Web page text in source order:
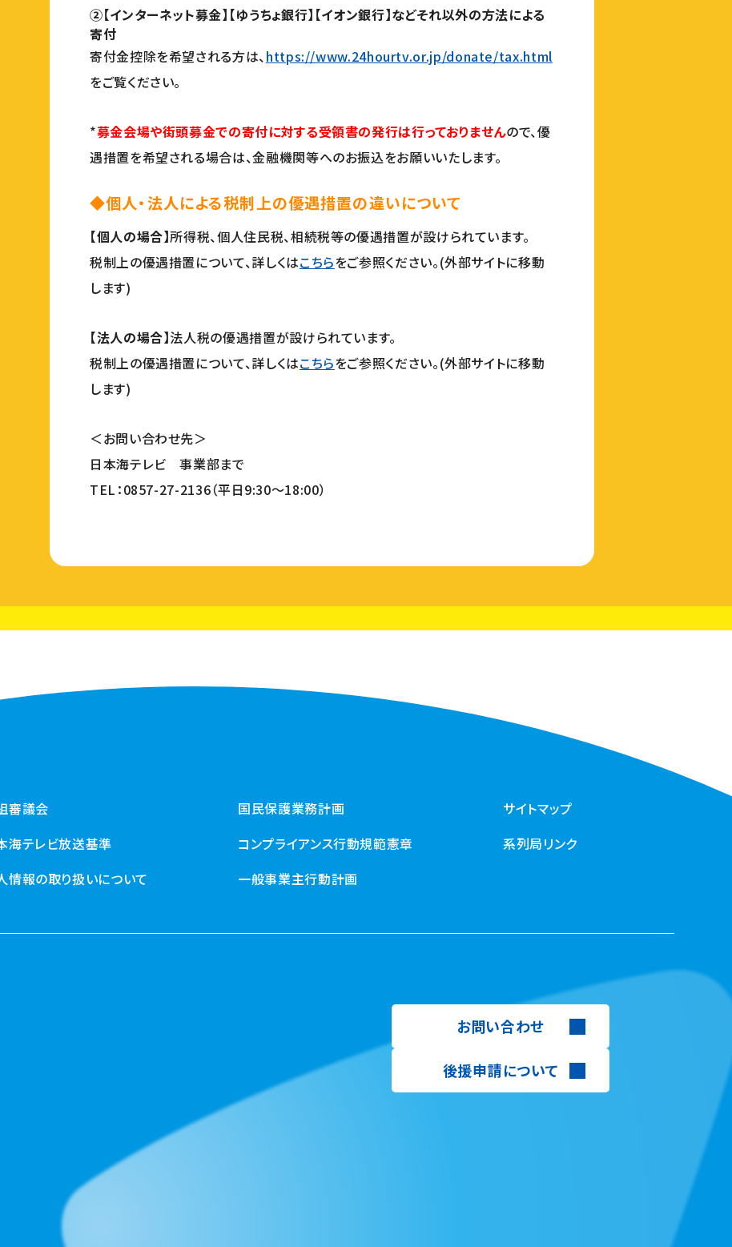
②【インターネット募金】【ゆうちょ銀行】【イオン銀行】などそれ以外の方法による
寄付
寄付金控除を希望される方は、https://www.24hourtv.or.jp/donate/tax.html
をご覧ください。
*募金会場や街頭募金での寄付に対する受領書の発行は行っておりませんので、優
遇措置を希望される場合は、金融機関等へのお振込をお願いいたします。
◆個人・法人による税制上の優遇措置の違いについて
【個人の場合】所得税、個人住民税、相続税等の優遇措置が設けられています。
税制上の優遇措置について、詳しくはこちらをご参照ください。(外部サイトに移動
します)
【法人の場合】法人税の優遇措置が設けられています。
税制上の優遇措置について、詳しくはこちらをご参照ください。(外部サイトに移動
します)
＜お問い合わせ先＞
日本海テレビ 事業部まで
TEL：0857-27-2136（平日9:30～18:00）
審議会
海テレビ放送基準
情報の取り扱いについて
国民保護業務計画
コンプライアンス行動規範憲章
一般事業主行動計画
サイトマップ
系列局リンク
お問い合わせ
後援申請について